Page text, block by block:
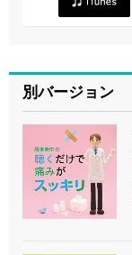
別バージョン